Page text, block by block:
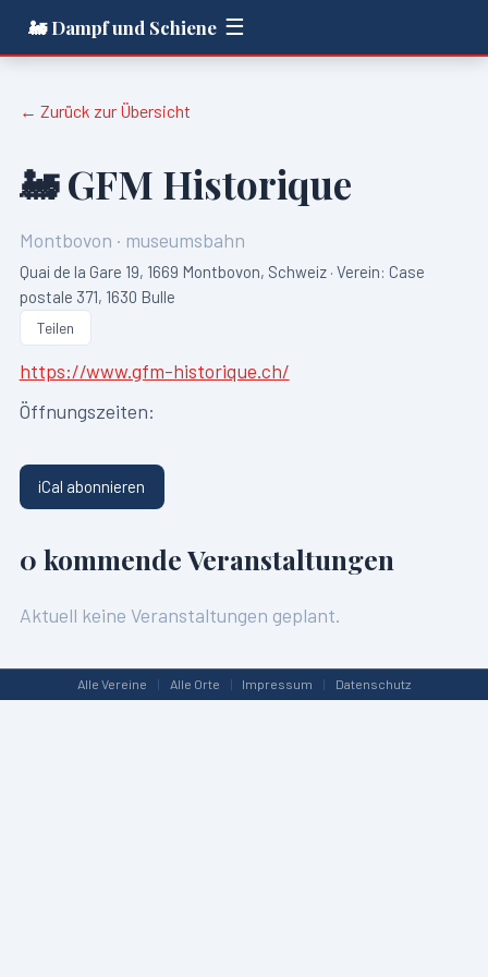
🚂 Dampf und Schiene ☰
← Zurück zur Übersicht
🚂 GFM Historique
Montbovon · museumsbahn
Quai de la Gare 19, 1669 Montbovon, Schweiz · Verein: Case
postale 371, 1630 Bulle
Teilen
https://www.gfm-historique.ch/
Öffnungszeiten:
iCal abonnieren
0 kommende Veranstaltungen
Aktuell keine Veranstaltungen geplant.
Alle Vereine | Alle Orte | Impressum | Datenschutz